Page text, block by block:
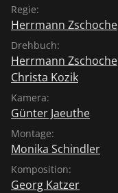
Regie:
Herrmann Zschoche
Drehbuch:
Herrmann Zschoche
Christa Kozik
Kamera:
Günter Jaeuthe
Montage:
Monika Schindler
Komposition:
Georg Katzer